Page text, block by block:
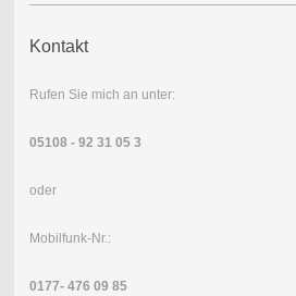
Kontakt
Rufen Sie mich an unter:
05108 - 92 31 05 3
oder
Mobilfunk-Nr.:
0177- 476 09 85